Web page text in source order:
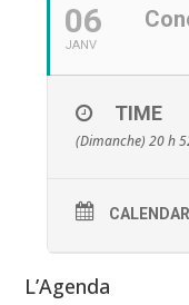
06
JANV
TIME
(Dimanche) 20 h
CALENDAR
L’Agenda